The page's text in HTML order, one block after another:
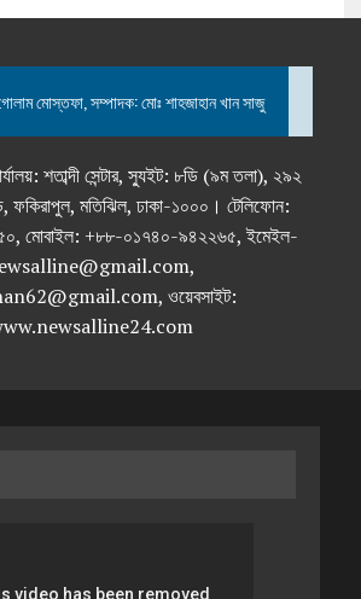
মোস্তফা, সম্পাদক: মোঃ শাহজাহান খান সাজু
শতাব্দী সেন্টার, স্যুইট: ৮ডি (৯ম তলা), ২৯২
ফকিরাপুল, মতিঝিল, ঢাকা-১০০০। টেলিফোন:
মোবাইল: +৮৮-০১৭৪০-৯৪২২৬৫, ইমেইল-
ওয়েবসাইট: